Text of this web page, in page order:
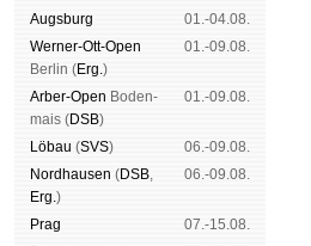
Augs­burg
01.-04.08.
Werner-Ott-Open
Ber­lin (Erg.)
01.-09.08.
Arber-Open Boden­
mais (DSB)
01.-09.08.
Lö­bau (SVS)
06.-09.08.
Nord­hau­sen (DSB,
Erg.)
06.-09.08.
Prag
07.-15.08.